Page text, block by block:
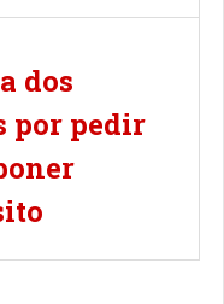
dos
por pedir